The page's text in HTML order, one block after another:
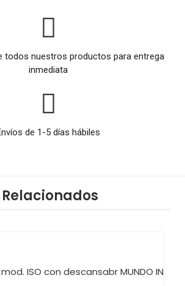
todos nuestros productos para entrega
inmediata
de 1-5 días hábiles
ISO con descansabr MUNDO IN